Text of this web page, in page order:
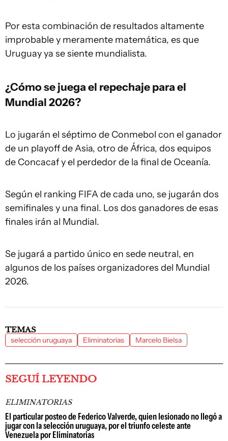
Por esta combinación de resultados altamente
improbable y meramente matemática, es que
Uruguay ya se siente mundialista.
¿Cómo se juega el repechaje para el
Mundial 2026?
Lo jugarán el séptimo de Conmebol con el ganador
de un playoff de Asia, otro de África, dos equipos
de Concacaf y el perdedor de la final de Oceanía.
Según el ranking FIFA de cada uno, se jugarán dos
semifinales y una final. Los dos ganadores de esas
finales irán al Mundial.
Se jugará a partido único en sede neutral, en
algunos de los países organizadores del Mundial
2026.
TEMAS
selección uruguaya Eliminatorias Marcelo Bielsa
SEGUÍ LEYENDO
ELIMINATORIAS
El particular posteo de Federico Valverde, quien lesionado no llegó a
jugar con la selección uruguaya, por el triunfo celeste ante
Venezuela por Eliminatorias